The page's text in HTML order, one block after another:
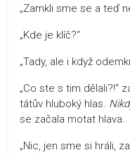
„Zamkli sme se a teď
„Kde je klíč?“
„Tady, ale i když
„Co ste s tim dělali?!“
tátův hluboký hlas.
se začala motat hlava.
„Nic, jen sme si hráli,